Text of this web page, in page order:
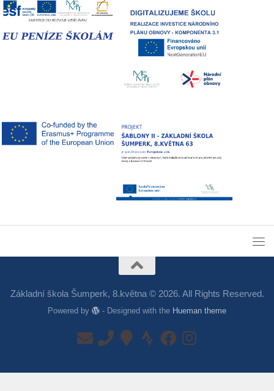
Základní škola Šumperk, 8.května © 2026. All Rights Reserved.
Powered by - Designed with the Hueman theme